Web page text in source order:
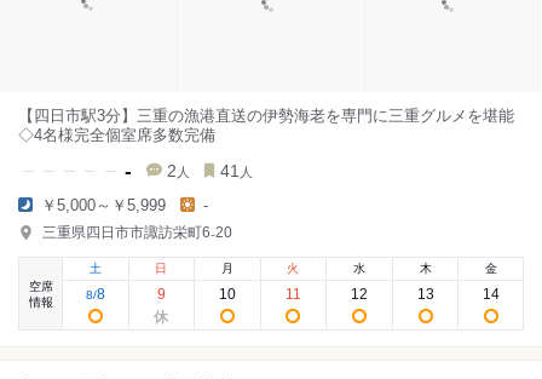
【四日市駅3分】三重の漁港直送の伊勢海老を専門に三重グルメを堪能
◇4名様完全個室席多数完備
- 2 人 41 人
￥5,000～￥5,999 -
三重県四日市市諏訪栄町6₋20
空席
情報
土
8/8
日
9
月
10
火
11
水
12
木
13
金
14